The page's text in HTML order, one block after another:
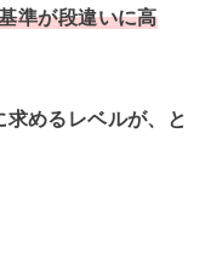
準が段違いに高
めるレベルが、と